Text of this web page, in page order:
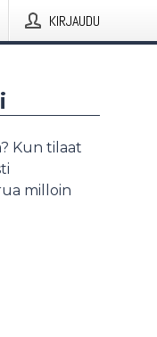
KIRJAUDU
Kun tilaat
milloin